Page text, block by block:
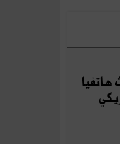
هاتفيا